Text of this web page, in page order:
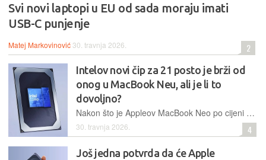
Svi novi laptopi u EU od sada moraju imati
USB-C punjenje
Matej Markovinović 30. travnja 2026. 2
Intelov novi čip za 21 posto je brži od
onog u MacBook Neu, ali je li to
dovoljno?
Nakon što je Appleov MacBook Neo po cijeni od 599 dolara uzdrmao tržište, Intel odgovara novim Wildcat Lake procesorom. Prvi testovi pokazuju 21 posto bolje performanse, no pobjeda u svijetu laptopa ovisi o puno više od sirove snage
30. travnja 2026. 4
Još jedna potvrda da će Apple